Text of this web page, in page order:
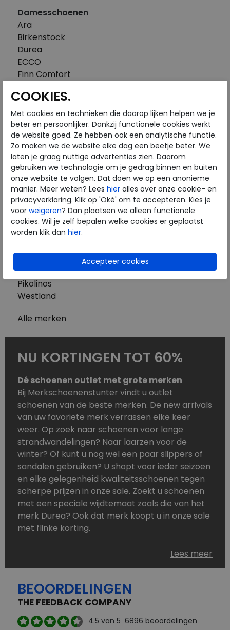
Damesschoenen
Ara
Birkenstock
Durea
ECCO
Finn Comfort
Gabor
Piedi Nudi
Pikolinos
Solidus
Think
Waldlaufer
Westland
Wolky
Herenschoenen
Australian
Birkenstock
Clarks
Mephisto
Pikolinos
Westland
Alle merken
NU KORTINGEN TOT 60%
Dé schoenen outlet met grote merken
Bij Merkschoenenstunter vindt u outlet
schoenen van de beste merken. De new arrivals
van uw favoriete merk verrassen elke keer
weer. Op zoek naar schoenen voor lange
strandwandelingen? Naar laarzen voor de
winter? Of kunt u nog wel een paar slippers of
sandalen gebruiken? U shopt voor ieder seizoen
en elke gelegenheid kwaliteitsschoenen tegen
scherpe prijzen in onze sale. Zoekt u schoenen
met een speciale wijdtemaat zoals die van het
merk Durea? Ook dat merk koopt u in onze sale
met flinke korting.
Schoenen heeft u nooit genoeg. Goedkope
schoenen, maar dus wel van topmerken,
aanbod is zo compleet dat u altijd wel een
passend paar vindt.
Welke schoenmerken vindt u in onze online
Lees meer
BEOORDELINGEN
THE FEEDBACK COMPANY
4.5 van 5 6896 beoordelingen
COOKIES.
Met cookies en technieken die daarop lijken helpen we je
beter en persoonlijker. Dankzij functionele cookies werkt
de website goed. Ze hebben ook een analytische functie.
Zo maken we de website elke dag een beetje beter. We
laten je graag nuttige advertenties zien. Daarom
gebruiken we technologie om je gedrag binnen en buiten
onze website te volgen. Dat doen we op een anonieme
manier. Meer weten? Lees hier alles over onze cookie- en
privacyverklaring. Klik op 'Oké' om te accepteren. Kies je
voor weigeren? Dan plaatsen we alleen functionele
cookies. Wil je zelf bepalen welke cookies er geplaatst
worden klik dan hier.